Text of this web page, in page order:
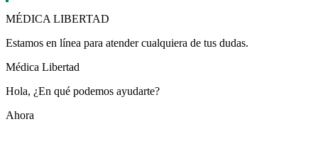
MÉDICA LIBERTAD
Estamos en línea para atender cualquiera de tus dudas.
Médica Libertad
Hola, ¿En qué podemos ayudarte?
Ahora